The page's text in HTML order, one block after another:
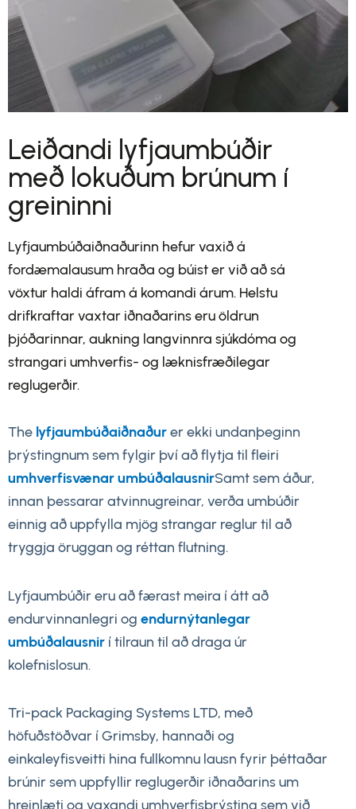
Leiðandi lyfjaumbúðir
með lokuðum brúnum í
greininni
Lyfjaumbúðaiðnaðurinn hefur vaxið á
fordæmalausum hraða og búist er við að sá
vöxtur haldi áfram á komandi árum. Helstu
drifkraftar vaxtar iðnaðarins eru öldrun
þjóðarinnar, aukning langvinnra sjúkdóma og
strangari umhverfis- og læknisfræðilegar
reglugerðir.
The lyfjaumbúðaiðnaðurer ekki undanþeginn
þrýstingnum sem fylgir því að flytja til fleiri
umhverfisvænar umbúðalausnirSamt sem áður,
innan þessarar atvinnugreinar, verða umbúðir
einnig að uppfylla mjög strangar reglur til að
tryggja öruggan og réttan flutning.
Lyfjaumbúðir eru að færast meira í átt að
endurvinnanlegri og endurnýtanlegar
umbúðalausnir í tilraun til að draga úr
kolefnislosun.
Tri-pack Packaging Systems LTD, með
höfuðstöðvar í Grimsby, hannaði og
einkaleyfisveitti hina fullkomnu lausn fyrir þéttaðar
brúnir sem uppfyllir reglugerðir iðnaðarins um
hreinlæti og vaxandi umhverfisþrýsting sem við